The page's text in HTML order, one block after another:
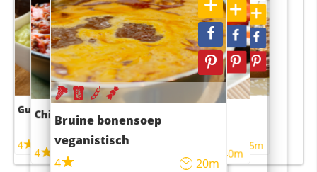
Guacamole
4
Chili con carne
4
Bruine bonensoep
veganistisch
4
20m
Sushi rijstsalade
maaltijdsalade
40m
4 55m